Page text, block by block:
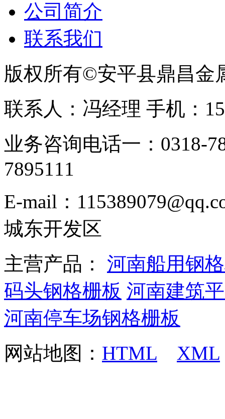
公司简介
联系我们
版权所有©安平县鼎昌金
联系人：冯经理 手机：
业务咨询电话一：0318-
7895111
E-mail：
城东开发区
主营产品： 河南船用钢
码头钢格栅板 河南建筑
河南停车场钢格栅板
网站地图： HTML XML